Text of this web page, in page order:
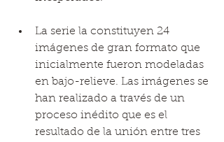
La serie la constituyen 24
imágenes de gran formato que
inicialmente fueron modeladas
en bajo-relieve. Las imágenes se
han realizado a través de un
proceso inédito que es el
resultado de la unión entre tres